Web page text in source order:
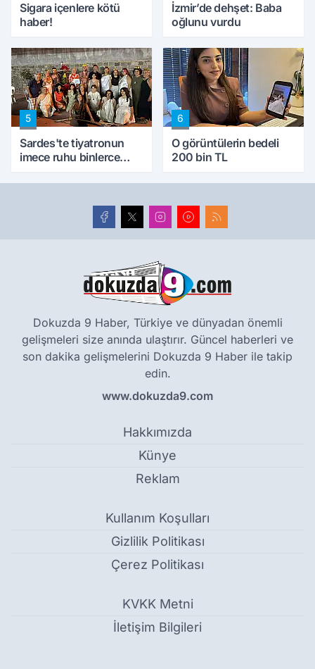
Sigara içenlere kötü
haber!
İzmir’de dehşet: Baba
oğlunu vurdu
5
Sardes'te tiyatronun
imece ruhu binlerce
6
O görüntülerin bedeli
200 bin TL
Dokuzda 9 Haber, Türkiye ve dünyadan önemli
gelişmeleri size anında ulaştırır. Güncel haberleri ve
son dakika gelişmelerini Dokuzda 9 Haber ile takip
edin.
www.dokuzda9.com
Hakkımızda
Künye
Reklam
Kullanım Koşulları
Gizlilik Politikası
Çerez Politikası
KVKK Metni
İletişim Bilgileri